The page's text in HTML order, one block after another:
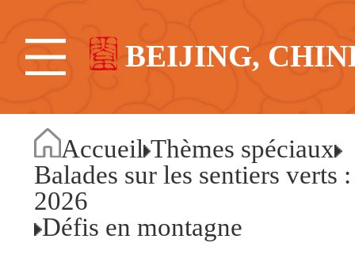
BEIJING,
Accueil Thèmes spéciaux
Balades sur les sentiers
2026
Défis en montagne